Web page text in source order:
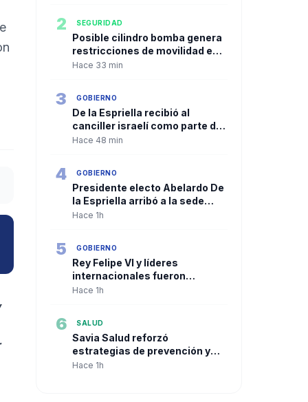
2 SEGURIDAD
Posible cilindro bomba genera
restricciones de movilidad en
el norte de Popayán
Hace 33 min
3 GOBIERNO
De la Espriella recibió al
canciller israelí como parte de
su agenda previa a la
Hace 48 min
4 GOBIERNO
Presidente electo Abelardo De
la Espriella arribó a la sede
presidencial en Cali bajo un
Hace 1h
5 GOBIERNO
Rey Felipe VI y líderes
internacionales fueron
recibidos por la Gobernación
Hace 1h
6 SALUD
Savia Salud reforzó
estrategias de prevención y
acceso a métodos
Hace 1h